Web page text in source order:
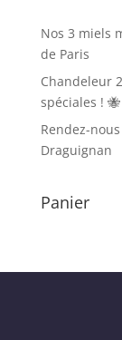
Nos 3 miels
de Paris
Chandeleur
spéciales ! 🐝
Rendez-
Draguignan
Panier